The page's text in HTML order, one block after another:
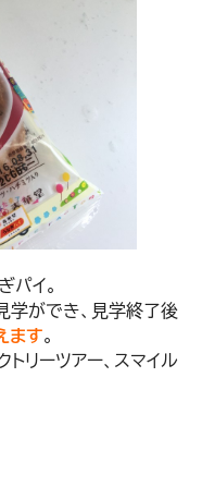
イ。
学ができ、見学終了後
ます。
リーツアー、スマイル